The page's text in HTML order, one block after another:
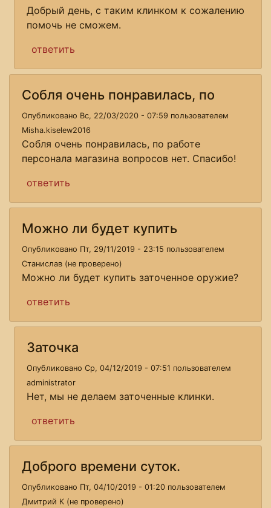
Добрый день, с таким клинком к сожалению
помочь не сможем.
ответить
Собля очень понравилась, по
Опубликовано Вс, 22/03/2020 - 07:59 пользователем
Misha.kiselew2016
Собля очень понравилась, по работе
персонала магазина вопросов нет. Спасибо!
ответить
Можно ли будет купить
Опубликовано Пт, 29/11/2019 - 23:15 пользователем
Станислав (не проверено)
Можно ли будет купить заточенное оружие?
ответить
Заточка
Опубликовано Ср, 04/12/2019 - 07:51 пользователем
administrator
Нет, мы не делаем заточенные клинки.
ответить
Доброго времени суток.
Опубликовано Пт, 04/10/2019 - 01:20 пользователем
Дмитрий К (не проверено)